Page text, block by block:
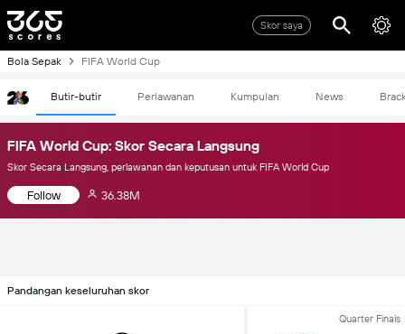
Skor saya
Bola Sepak FIFA World Cup
Butir-butir Perlawanan Kumpulan News
FIFA World Cup: Skor Secara Langsung
Skor Secara Langsung, perlawanan dan keputusan untuk FIFA World Cup
Follow 36.38M
Pandangan keseluruhan skor
Quarter Finals